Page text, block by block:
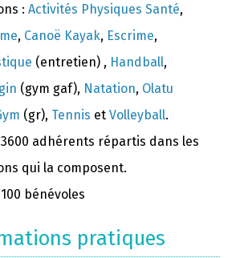
: Activités Physiques Santé,
, Canoë Kayak, Escrime,
(entretien) , Handball,
(gym gaf), Natation, Olatu
(gr), Tennis et Volleyball.
3600 adhérents répartis dans les
qui la composent.
bénévoles
pratiques